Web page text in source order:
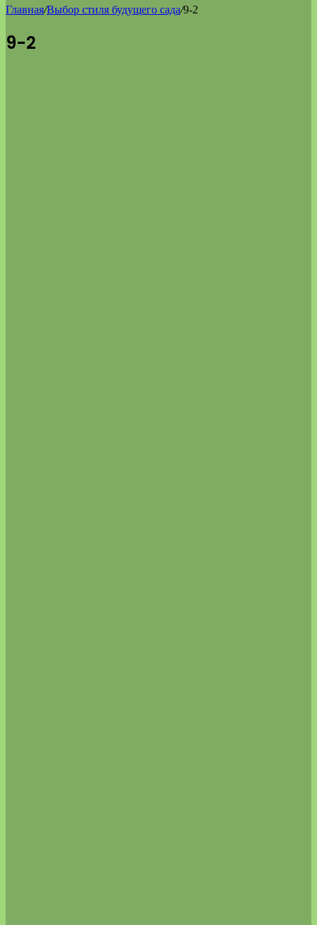
Главная/Выбор стиля будущего сада/9-2
9-2